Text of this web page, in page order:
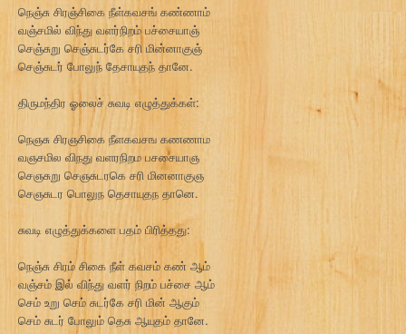
நெஞ்சு சிரஞ்சிகை நீள்கவசங் கண்ணாம்
வஞ்சமில் விந்து வளர்நிறம் பச்சையாஞ்
செஞ்சுறு செஞ்சுடர்கே சரி மின்னாகுஞ்
செஞ்சுடர் போலுந் தேசாயுதந் தானே.
திருமந்திர ஓலைச் சுவடி எழுத்துக்கள்:
நெஞசு சிரஞசிகை நீளகவசங கணணாம
வஞசமில விநது வளரநிறம பசசையாஞ
செஞசுறு செஞசுடரகெ சரி மினனாகுஞ
செஞசுடர பொலுந தெசாயுதந தானெ.
சுவடி எழுத்துக்களை பதம் பிரித்தது:
நெஞ்சு சிரம் சிகை நீள் கவசம் கண் ஆம்
வஞ்சம் இல் விந்து வளர் நிறம் பச்சை ஆம்
செம் உறு செம் சுடர்கே சரி மின் ஆகும்
செம் சுடர் போலும் தெசு ஆயுதம் தானே.